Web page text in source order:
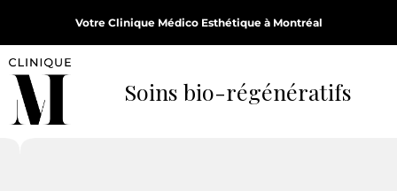
contenu
Votre Clinique Médico Esthétique à Montréal
Soins bio-régénératifs